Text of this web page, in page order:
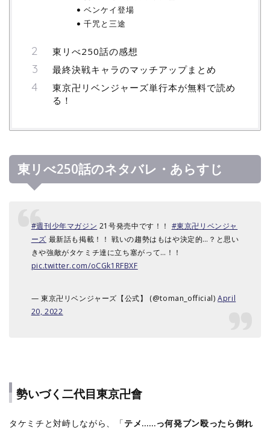
ベンケイ登場
千咒と三途
東リべ250話の感想
最終決戦キャラのマッチアップまとめ
東京卍リベンジャーズ単行本が無料で読め
る！
東リべ250話のネタバレ・あらすじ
#週刊少年マガジン 21号発売中です！！ #東京卍リベンジャ
ーズ 最新話も掲載！！ 戦いの趨勢はもはや決定的…？と思い
きや強敵がタケミチ達に立ち塞がって…！！
pic.twitter.com/oCGk1RFBXF
— 東京卍リベンジャーズ【公式】 (@toman_official)April
20, 2022
勢いづく二代目東京卍會
タケミチと対峙しながら、「テメ……っ何発ブン殴ったら倒れ